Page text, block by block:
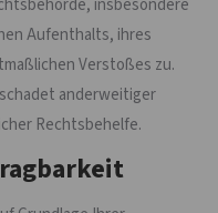
insbesondere
Aufenthalts, ihres
Verstoßes zu.
anderweitiger
Rechtsbehelfe.